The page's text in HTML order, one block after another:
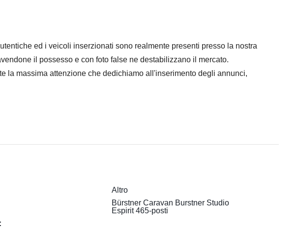
ed i veicoli inserzionati sono realmente presenti presso la nostra
il possesso e con foto false ne destabilizzano il mercato.
la massima attenzione che dedichiamo all'inserimento degli annunci,
Altro
Bürstner Caravan Burstner Studio
Espirit 465-posti